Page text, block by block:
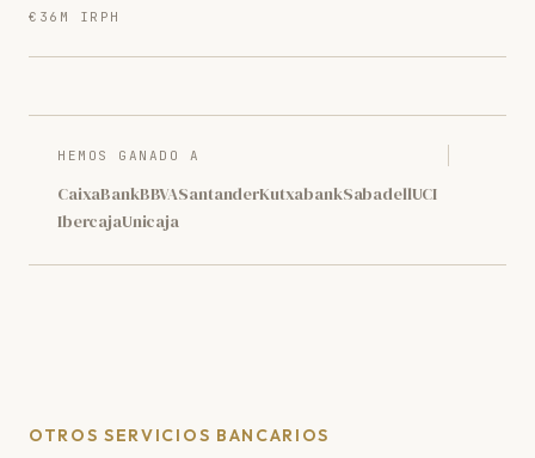
€36M IRPH
HEMOS GANADO A
CaixaBankBBVASantanderKutxabankSabadellUCI
IbercajaUnicaja
OTROS SERVICIOS BANCARIOS